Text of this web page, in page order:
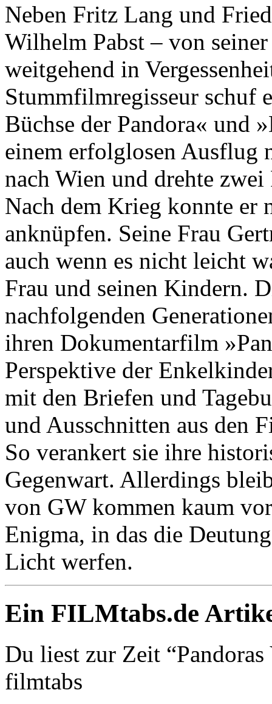
Neben Fritz Lang und
Wilhelm Pabst – von
weitgehend in
Stummfilmregisseur schuf
Büchse der Pandora« und
einem erfolglosen Ausflug
nach Wien und drehte
Nach dem Krieg konnte er
anknüpfen. Seine Frau
auch wenn es nicht leicht
Frau und seinen Kindern.
nachfolgenden
ihren Dokumentarfilm
Perspektive der
mit den Briefen und
und Ausschnitten aus den
So verankert sie ihre
Gegenwart. Allerdings
von GW kommen kaum
Enigma, in das die
Licht werfen.
Ein FILMtabs.de
Du liest zur Zeit
filmtabs